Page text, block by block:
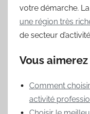
votre démarche.
une région très
de secteur
Vous aimerez
Comment
activité